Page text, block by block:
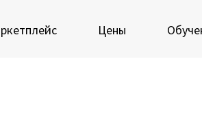
Цены